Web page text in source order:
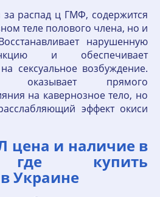
за распад ц ГМФ, содержится
теле полового члена, но и
нарушенную
и обеспечивает
сексуальное возбуждение.
прямого
на кавернозное тело, но
эффект окиси
и наличие в
где купить
Украине